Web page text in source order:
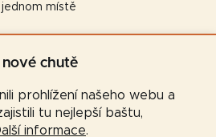
chutě
prohlížení našeho webu a
tu nejlepší baštu,
informace.
místě
chovatele